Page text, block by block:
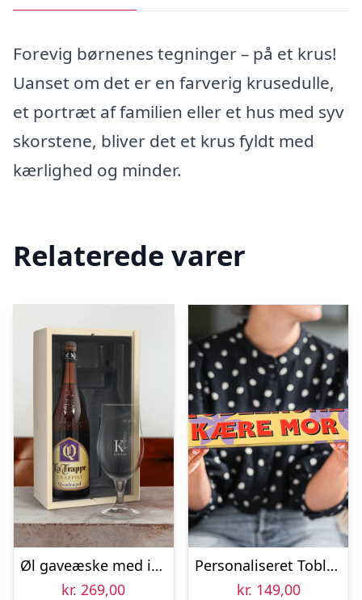
Forevig børnenes tegninger – på et krus!
Uanset om det er en farverig krusedulle,
et portræt af familien eller et hus med syv
skorstene, bliver det et krus fyldt med
kærlighed og minder.
Relaterede varer
Øl gaveæske med indgraveret glas – La Trappe Quadrupel
kr. 269,00
Personaliseret Toblerone – Mors Dag – Stor
kr. 149,00